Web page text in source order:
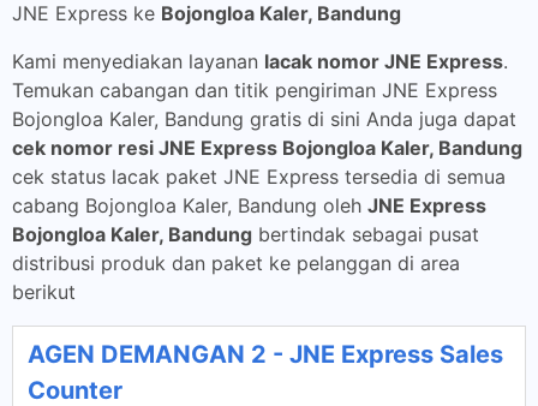
JNE Express ke Bojongloa Kaler, Bandung
Kami menyediakan layanan lacak nomor JNE Express.
Temukan cabangan dan titik pengiriman JNE Express
Bojongloa Kaler, Bandung gratis di sini Anda juga dapat
cek nomor resi JNE Express Bojongloa Kaler, Bandung
cek status lacak paket JNE Express tersedia di semua
cabang Bojongloa Kaler, Bandung oleh JNE Express
Bojongloa Kaler, Bandung bertindak sebagai pusat
distribusi produk dan paket ke pelanggan di area
berikut
AGEN DEMANGAN 2 - JNE Express Sales
Counter